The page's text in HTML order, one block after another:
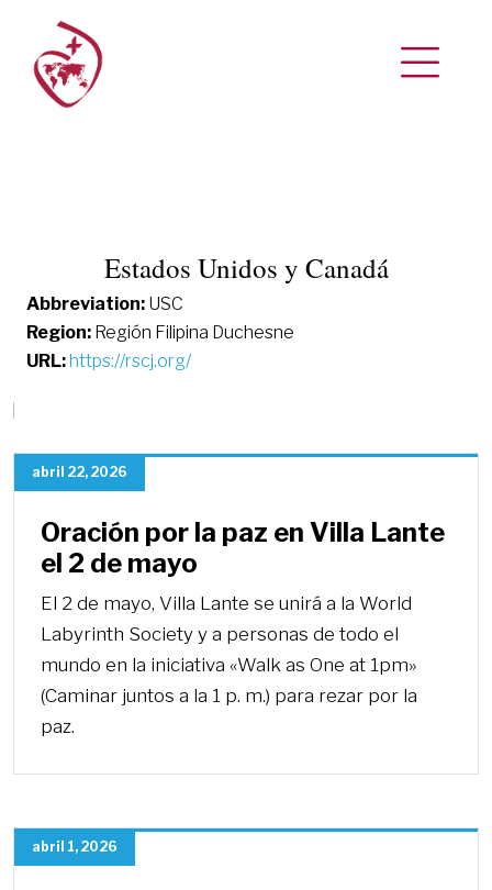
Estados Unidos y Canadá
Abbreviation: USC
Region: Región Filipina Duchesne
URL:https://rscj.org/
abril 22, 2026
Oración por la paz en Villa Lante
el 2 de mayo
El 2 de mayo, Villa Lante se unirá a la World
Labyrinth Society y a personas de todo el
mundo en la iniciativa «Walk as One at 1pm»
(Caminar juntos a la 1 p. m.) para rezar por la
paz.
abril 1, 2026